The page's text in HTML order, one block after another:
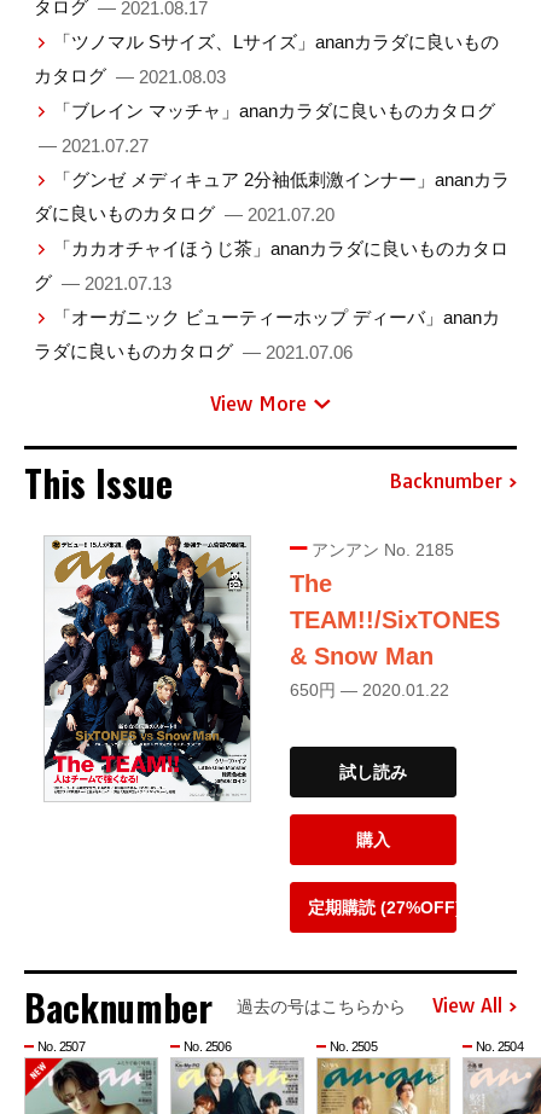
タログ — 2021.08.17
「ツノマル Sサイズ、Lサイズ」ananカラダに良いもの
カタログ — 2021.08.03
「ブレイン マッチャ」ananカラダに良いものカタログ
— 2021.07.27
「グンゼ メディキュア 2分袖低刺激インナー」ananカラ
ダに良いものカタログ — 2021.07.20
「カカオチャイほうじ茶」ananカラダに良いものカタロ
グ — 2021.07.13
「オーガニック ビューティーホップ ディーバ」ananカ
ラダに良いものカタログ — 2021.07.06
View More
This Issue Backnumber
アンアン No. 2185
The
TEAM!!/SixTONES
& Snow Man
650円 — 2020.01.22
試し読み
購入
定期購読 (27%OFF)
Backnumber 過去の号はこちらから View All
No. 2507 No. 2506 No. 2505 No. 2504